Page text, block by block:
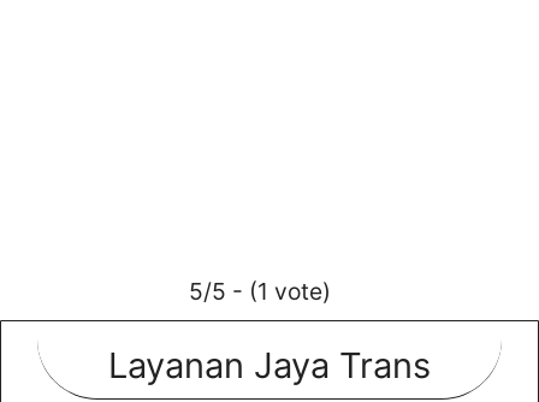
5/5 - (1 vote)
Layanan Jaya Trans